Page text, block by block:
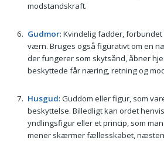
modstandskraft.
Gudmor: Kvindelig fadder,
værn. Bruges også figurativt om en
der fungerer som skytsånd, åbner
beskyttede får næring, retning og
Husgud: Guddom eller figur, som
beskyttelse. Billedligt kan ordet
yndlingsfigur eller et princip, som
mener skærmer fællesskabet,